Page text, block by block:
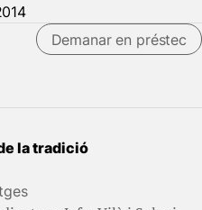
Demanar en préstec
la tradició